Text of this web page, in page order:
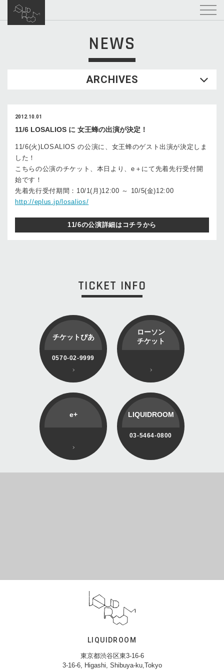
NEWS
ARCHIVES
2012.10.01
11/6 LOSALIOS に 女王蜂の出演が決定！
11/6(火)LOSALIOS の公演に、女王蜂のゲスト出演が決定しま
した！
こちらの公演のチケット、本日より、e＋にて先着先行受付開
始です！
先着先行受付期間：10/1(月)12:00 ～ 10/5(金)12:00
http://eplus.jp/losalios/
11/6の公演詳細はコチラから
TICKET INFO
チケットぴあ
0570-02-9999
ローソン
チケット
e+ LIQUIDROOM
03-5464-0800
LIQUIDROOM
東京都渋谷区東3-16-6
3-16-6, Higashi, Shibuya-ku,Tokyo